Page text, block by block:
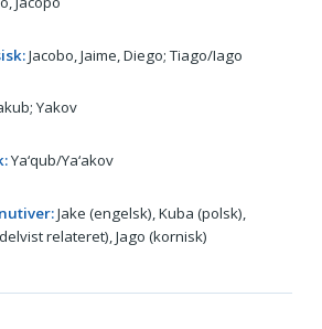
Jacobo, Jaime, Diego; Tiago/Iago
Yakov
Ya‘qub/Ya‘akov
Jake (engelsk), Kuba (polsk),
relateret), Jago (kornisk)